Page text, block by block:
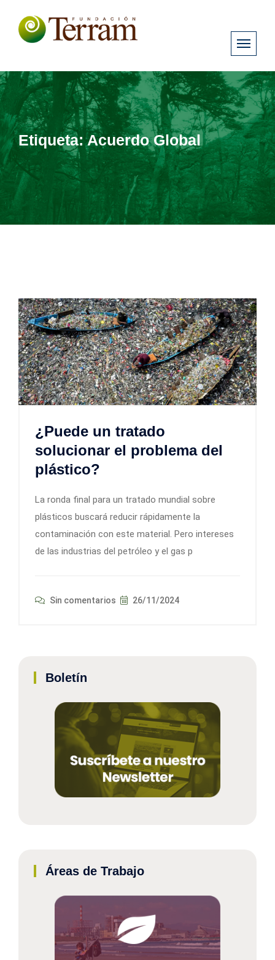
Etiqueta:Acuerdo Global
¿Puede un tratado
solucionar el problema del
plástico?
La ronda final para un tratado mundial sobre
plásticos buscará reducir rápidamente la
contaminación con este material. Pero intereses
de las industrias del petróleo y el gas p
Sin comentarios 26/11/2024
Boletín
Áreas de Trabajo